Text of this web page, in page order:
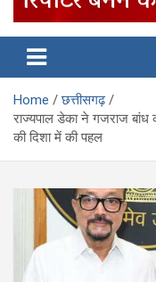
Home
छत्तीसगढ़
राज्यपाल डेका ने गजराज बांध
की दिशा में की पहल